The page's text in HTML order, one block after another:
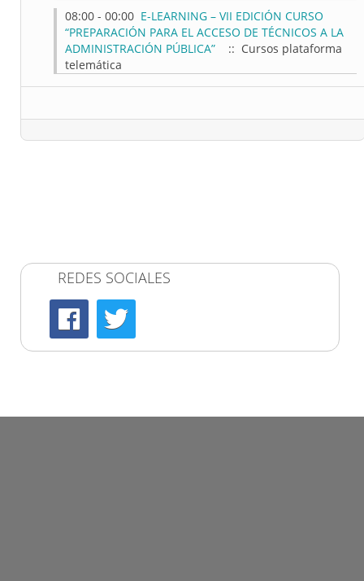
08:00 - 00:00 E-LEARNING – VII EDICIÓN CURSO
“PREPARACIÓN PARA EL ACCESO DE TÉCNICOS A LA
ADMINISTRACIÓN PÚBLICA”
:: Cursos plataforma
telemática
REDES SOCIALES